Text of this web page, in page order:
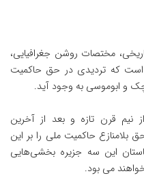
مختصات روشن جغرافیایی،
است که تردیدی در حق حاکمیت
و ابوموسی به وجود آید.
نیم قرن تازه و بعد از آخرین
بلامنازع حاکمیت ملی را بر این
باستان این سه جزیره بخشی‌هایی
می بود.